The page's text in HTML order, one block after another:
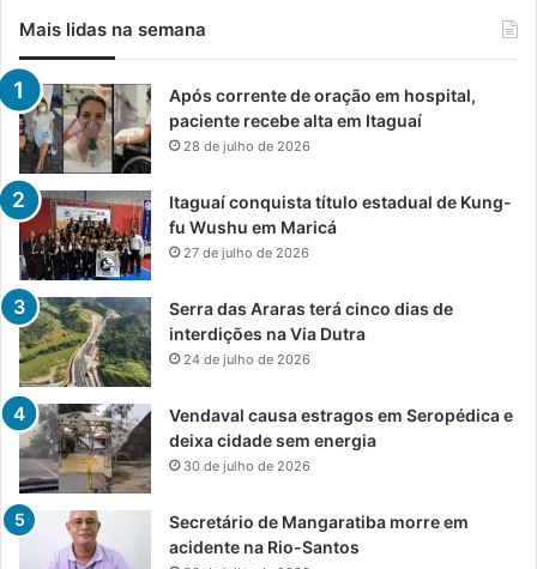
Mais lidas na semana
Após corrente de oração em hospital,
paciente recebe alta em Itaguaí
28 de julho de 2026
Itaguaí conquista título estadual de Kung-
fu Wushu em Maricá
27 de julho de 2026
Serra das Araras terá cinco dias de
interdições na Via Dutra
24 de julho de 2026
Vendaval causa estragos em Seropédica e
deixa cidade sem energia
30 de julho de 2026
Secretário de Mangaratiba morre em
acidente na Rio-Santos